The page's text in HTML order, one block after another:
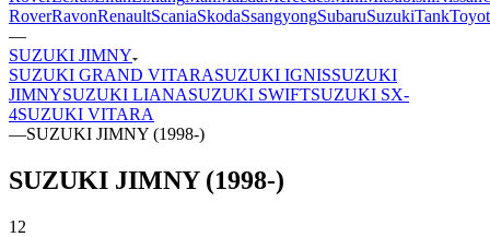
RoverRavonRenaultScaniaSkodaSsangyongSubaruSuzukiTank
—
SUZUKI JIMNY
SUZUKI GRAND VITARASUZUKI IGNISSUZUKI
JIMNYSUZUKI LIANASUZUKI SWIFTSUZUKI SX-
4SUZUKI VITARA
—SUZUKI JIMNY (1998-)
SUZUKI JIMNY (1998-)
12